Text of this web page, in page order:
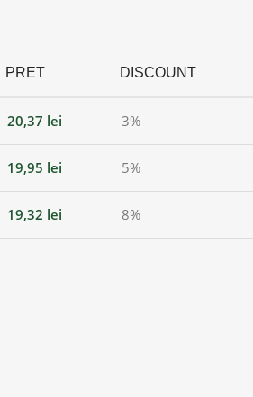
PRET DISCOUNT
20,37 lei 3%
19,95 lei 5%
19,32 lei 8%